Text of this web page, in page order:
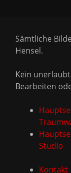
Sämtliche
Hensel.
Kein
Bearbeiten
Studio
Kontakt